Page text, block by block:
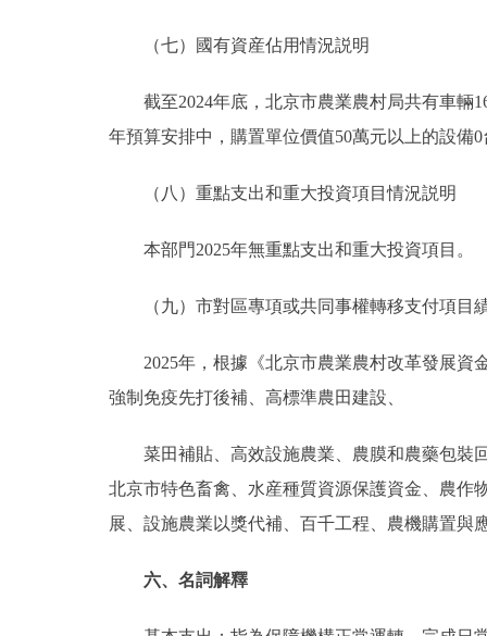
（七）國有資産佔用情況説明
截至2024年底，北京市農業農村局共有車輛
年預算安排中，購置單位價值50萬元以上的設備
（八）重點支出和重大投資項目情況説明
本部門2025年無重點支出和重大投資項目。
（九）市對區專項或共同事權轉移支付項目
2025年，根據《北京市農業農村改革發展資金
強制免疫先打後補、高標準農田建設、
菜田補貼、高效設施農業、農膜和農藥包裝回
北京市特色畜禽、水産種質資源保護資金、農作
展、設施農業以獎代補、百千工程、農機購置
六、名詞解釋